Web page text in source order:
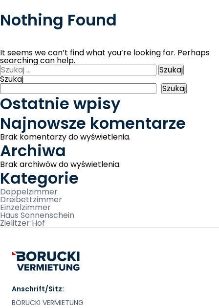
Skip
to
content
Nothing Found
It seems we can’t find what you’re looking for. Perhaps
searching can help.
Szukaj:
Szukaj
Szukaj
Ostatnie wpisy
Najnowsze komentarze
Brak komentarzy do wyświetlenia.
Archiwa
Brak archiwów do wyświetlenia.
Kategorie
Doppelzimmer
Dreibettzimmer
Einzelzimmer
Haus Sonnenschein
Zielitzer Hof
Anschrift/Sitz:
BORUCKI VERMIETUNG